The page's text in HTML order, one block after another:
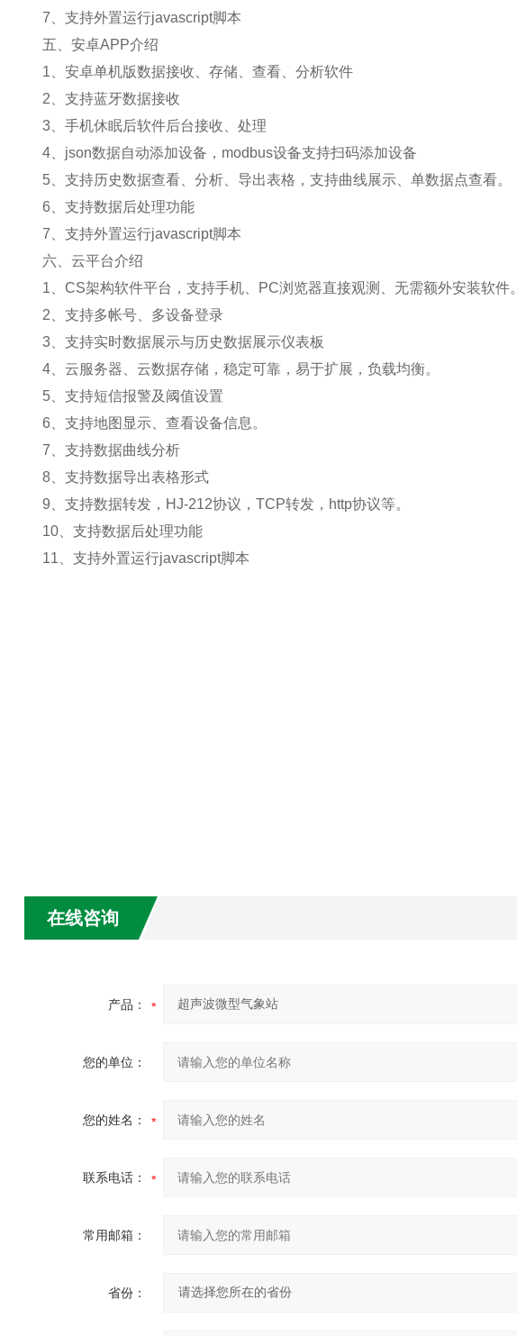
7、支持外置运行javascript脚本
五、安卓APP介绍
1、安卓单机版数据接收、存储、查看、分析软件
2、支持蓝牙数据接收
3、手机休眠后软件后台接收、处理
4、json数据自动添加设备，modbus设备支持扫码添加设备
5、支持历史数据查看、分析、导出表格，支持曲线展示、单数据点查看。
6、支持数据后处理功能
7、支持外置运行javascript脚本
六、云平台介绍
1、CS架构软件平台，支持手机、PC浏览器直接观测、无需额外安装软件。
2、支持多帐号、多设备登录
3、支持实时数据展示与历史数据展示仪表板
4、云服务器、云数据存储，稳定可靠，易于扩展，负载均衡。
5、支持短信报警及阈值设置
6、支持地图显示、查看设备信息。
7、支持数据曲线分析
8、支持数据导出表格形式
9、支持数据转发，HJ-212协议，TCP转发，http协议等。
10、支持数据后处理功能
11、支持外置运行javascript脚本
在线咨询
产品：
您的单位：
您的姓名：
联系电话：
常用邮箱：
省份：